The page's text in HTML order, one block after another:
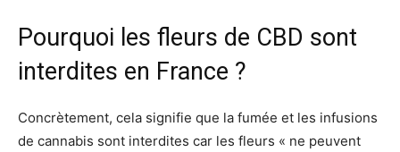
Pourquoi les fleurs de CBD sont
interdites en France ?
Concrètement, cela signifie que la fumée et les infusions
de cannabis sont interdites car les fleurs « ne peuvent